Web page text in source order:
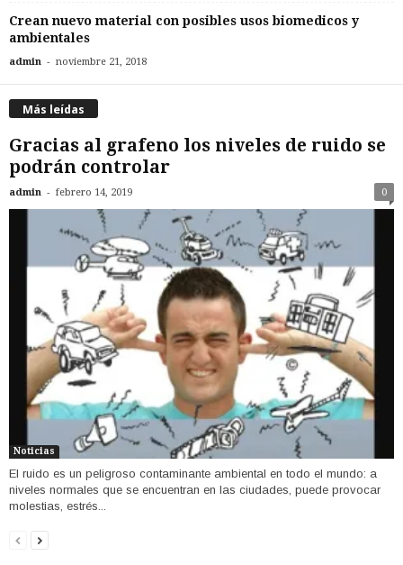
Crean nuevo material con posibles usos biomedicos y
ambientales
admin - noviembre 21, 2018
Más leídas
Gracias al grafeno los niveles de ruido se
podrán controlar
admin - febrero 14, 2019 0
Noticias
El ruido es un peligroso contaminante ambiental en todo el mundo: a
niveles normales que se encuentran en las ciudades, puede provocar
molestias, estrés...